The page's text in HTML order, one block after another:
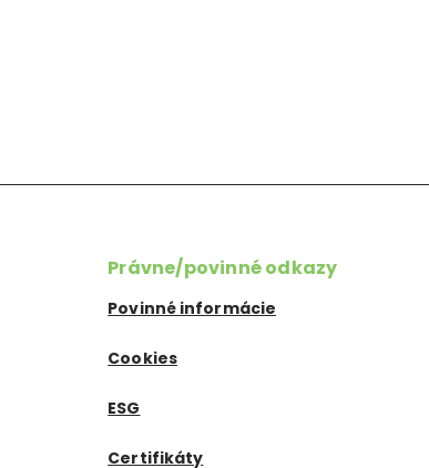
Právne/povinné odkazy
Povinné informácie
Cookies
ESG
Certifikáty